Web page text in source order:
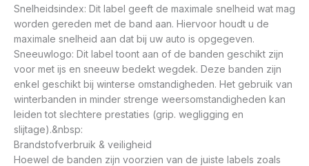
Snelheidsindex: Dit label geeft de maximale snelheid wat mag
worden gereden met de band aan. Hiervoor houdt u de
maximale snelheid aan dat bij uw auto is opgegeven.
Sneeuwlogo: Dit label toont aan of de banden geschikt zijn
voor met ijs en sneeuw bedekt wegdek. Deze banden zijn
enkel geschikt bij winterse omstandigheden. Het gebruik van
winterbanden in minder strenge weersomstandigheden kan
leiden tot slechtere prestaties (grip. wegligging en
slijtage).&nbsp:
Brandstofverbruik & veiligheid
Hoewel de banden zijn voorzien van de juiste labels zoals